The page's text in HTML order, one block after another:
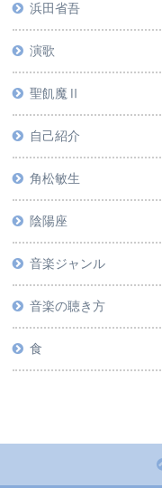
浜田省吾
演歌
聖飢魔Ⅱ
自己紹介
角松敏生
陰陽座
音楽ジャンル
音楽の聴き方
食